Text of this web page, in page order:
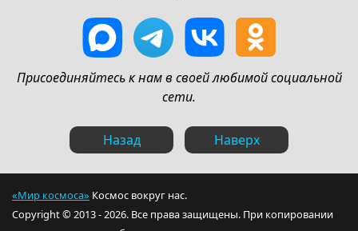
Присоединяйтесь к нам в своей любимой социальной
сети.
Назад Наверх
«Мир космоса» Космос вокруг нас.
Copyright © 2013 - 2026. Все права защищены. При копировании